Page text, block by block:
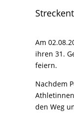
Am
ihren 31.
feiern.
Nachdem
den Weg